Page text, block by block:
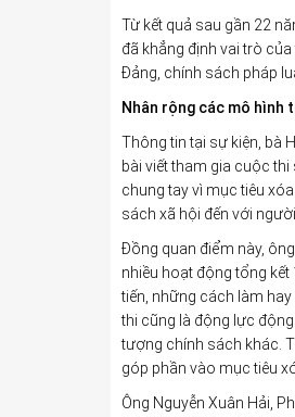
Từ kết quả sau gần 22
đã khẳng định vai trò
Đảng, chính sách pháp
Nhân rộng các mô hình
Thông tin tại sự kiện, bà
bài viết tham gia cuộc
chung tay vì mục tiêu
sách xã hội đến với người
Đồng quan điểm này,
nhiều hoạt động tổng
tiến, những cách làm
thi cũng là động lực
tượng chính sách khác.
góp phần vào mục tiêu
Ông Nguyễn Xuân Hải,